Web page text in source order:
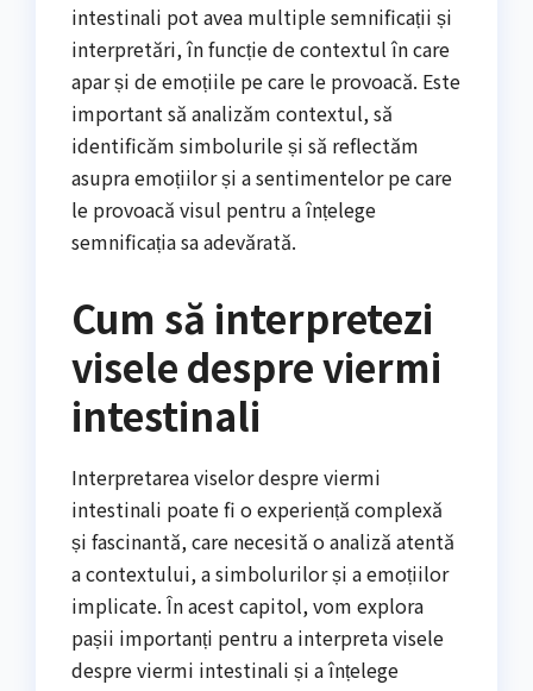
intestinali pot avea multiple semnificații și
interpretări, în funcție de contextul în care
apar și de emoțiile pe care le provoacă. Este
important să analizăm contextul, să
identificăm simbolurile și să reflectăm
asupra emoțiilor și a sentimentelor pe care
le provoacă visul pentru a înțelege
semnificația sa adevărată.
Cum să interpretezi
visele despre viermi
intestinali
Interpretarea viselor despre viermi
intestinali poate fi o experiență complexă
și fascinantă, care necesită o analiză atentă
a contextului, a simbolurilor și a emoțiilor
implicate. În acest capitol, vom explora
pașii importanți pentru a interpreta visele
despre viermi intestinali și a înțelege